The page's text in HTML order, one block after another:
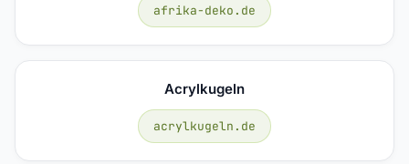
afrika-deko.de
Acrylkugeln
acrylkugeln.de